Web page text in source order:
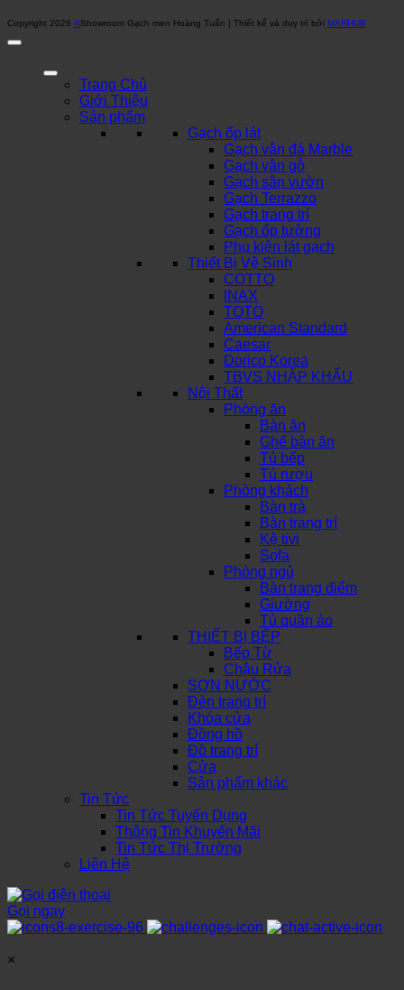
Copyright 2026 ©Showroom Gạch men Hoàng Tuấn | Thiết kế và duy trì bởi MARHUB
Trang Chủ
Giới Thiệu
Sản phẩm
Gạch ốp lát
Gạch vân đá Marble
Gạch vân gỗ
Gạch sân vườn
Gạch Terrazzo
Gạch trang trí
Gạch ốp tường
Phụ kiện lát gạch
Thiết Bị Vệ Sinh
COTTO
INAX
TOTO
American Standard
Caesar
Dorico Korea
TBVS NHẬP KHẨU
Nội Thất
Phòng ăn
Bàn ăn
Ghế bàn ăn
Tủ bếp
Tủ rượu
Phòng khách
Bàn trà
Bàn trang trí
Kệ tivi
Sofa
Phòng ngủ
Bàn trang điểm
Giường
Tủ quần áo
THIẾT BỊ BẾP
Bếp Từ
Chậu Rửa
SƠN NƯỚC
Đèn trang trí
Khóa cửa
Đồng hồ
Đồ trang trí
Cửa
Sản phẩm khác
Tin Tức
Tin Tức Tuyển Dụng
Thông Tin Khuyến Mãi
Tin Tức Thị Trường
Liên Hệ
Gọi ngay
×